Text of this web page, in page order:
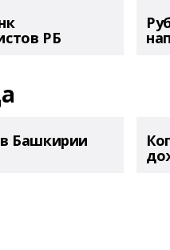
РБ
Башкирии